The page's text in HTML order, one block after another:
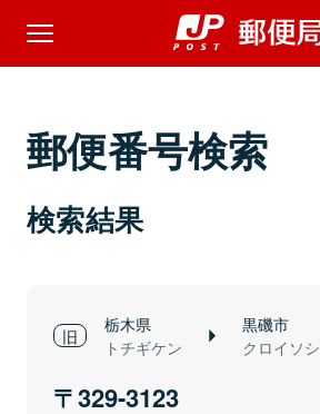
郵便番号検索
検索結果
栃木県
トチギケン
黒磯市
クロイソシ
329-3123